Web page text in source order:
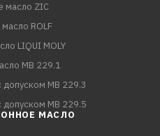
масло ZIC
ROLF
LIQUI MOLY
MB 229.1
MB 229.3
MB 229.5
МАСЛО